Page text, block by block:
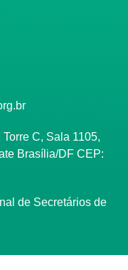
C, Sala 1105,
Brasília/DF CEP:
de Secretários de